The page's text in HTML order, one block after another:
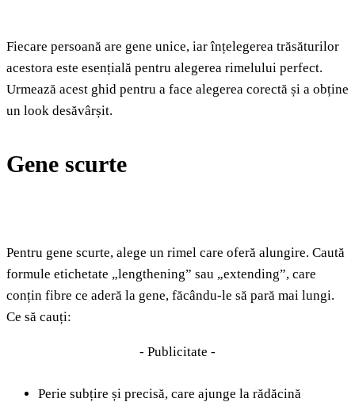
Fiecare persoană are gene unice, iar înțelegerea trăsăturilor
acestora este esențială pentru alegerea rimelului perfect.
Urmează acest ghid pentru a face alegerea corectă și a obține
un look desăvârșit.
Gene scurte
Pentru gene scurte, alege un rimel care oferă alungire. Caută
formule etichetate „lengthening” sau „extending”, care
conțin fibre ce aderă la gene, făcându-le să pară mai lungi.
Ce să cauți:
- Publicitate -
Perie subțire și precisă, care ajunge la rădăcină